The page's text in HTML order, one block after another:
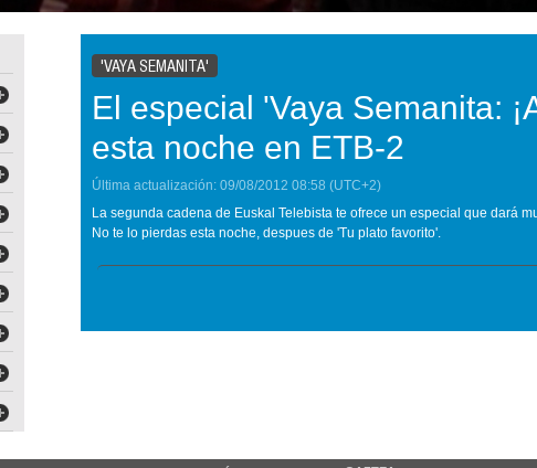
'VAYA SEMANITA'
El especial 'Vaya Semanita:
esta noche en ETB-2
Última actualización: 09/08/2012 08:58 (UTC+2)
La segunda cadena de Euskal Telebista te ofrece un especial que dará
No te lo pierdas esta noche, despues de 'Tu plato favorito'.